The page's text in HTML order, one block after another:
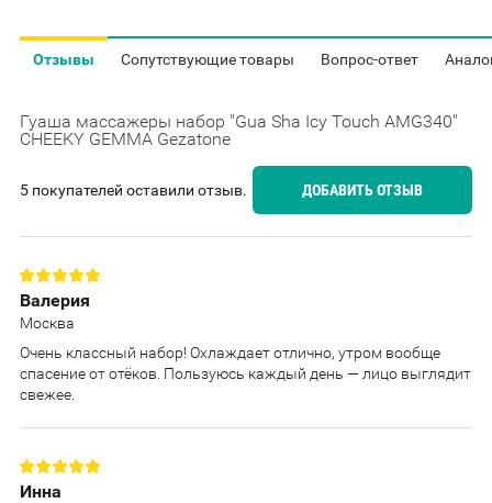
Отзывы Сопутствующие товары Вопрос-ответ
Гуаша массажеры набор "Gua Sha Icy Touch AMG340"
CHEEKY GEMMA Gezatone
5 покупателей оставили отзыв. ДОБАВИТЬ ОТЗЫВ
Валерия
Москва
Очень классный набор! Охлаждает отлично, утром вообще
спасение от отёков. Пользуюсь каждый день — лицо выглядит
свежее.
Инна